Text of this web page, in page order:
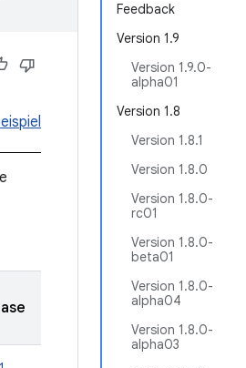
Feedback
Version 1.9
Version 1.9.0-
alpha01
Version 1.8
Version 1.8.1
Version 1.8.0
Version 1.8.0-
rc01
Version 1.8.0-
beta01
Version 1.8.0-
alpha04
Version 1.8.0-
alpha03